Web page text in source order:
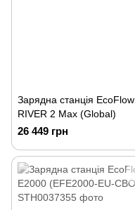
Зарядна станція EcoFlow
RIVER 2 Max (Global)
26 449 грн